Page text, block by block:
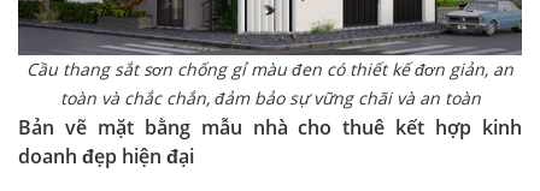
Cầu thang sắt sơn chống gỉ màu đen có thiết kế đơn giản, an
toàn và chắc chắn, đảm bảo sự vững chãi và an toàn
Bản vẽ mặt bằng mẫu nhà cho thuê kết hợp kinh
doanh đẹp hiện đại